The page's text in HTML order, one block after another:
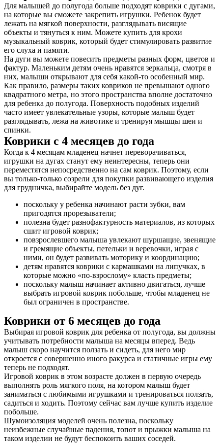
Для малышей до полугода больше подходят коврики с дугами,
на которые вы сможете закрепить игрушки. Ребенок будет
лежать на мягкой поверхности, разглядывать висящие
объекты и тянуться к ним. Можете купить для крохи
музыкальный коврик, который будет стимулировать развитие
его слуха и памяти.
На дуги вы можете повесить предметы разных форм, цветов и
фактур. Маленьким детям очень нравятся зеркальца, смотря в
них, малыши открывают для себя какой-то особенный мир.
Как правило, размеры таких ковриков не превышают одного
квадратного метра, но этого пространства вполне достаточно
для ребенка до полугода. Поверхность подобных изделий
часто имеет увлекательные узоры, которые малыш будет
разглядывать, лежа на животике и тренируя мышцы шеи и
спинки.
Коврики с 4 месяцев до года
Когда к 4 месяцам младенец начнет переворачиваться,
игрушки на дугах станут ему неинтересны, теперь они
переместятся непосредственно на сам коврик. Поэтому, если
вы только-только созрели для покупки развивающего изделия
для грудничка, выбирайте модель без дуг.
поскольку у ребенка начинают расти зубки, вам
пригодятся прорезыватели;
полезна будет разнофактурность материалов, из которых
сшит игровой коврик;
повзрослевшего малыша увлекают шуршащие, звенящие
и гремящие объекты, петельки и веревочки, играя с
ними, он будет развивать моторику и координацию;
детям нравятся коврики с кармашками на липучках, в
которые можно «по-взрослому» класть предметы;
поскольку малыш начинает активно двигаться, лучше
выбрать игровой коврик побольше, чтобы младенец не
был ограничен в пространстве.
Коврики от 6 месяцев до года
Выбирая игровой коврик для ребенка от полугода, вы должны
учитывать потребности малыша на месяцы вперед. Ведь
малыш скоро научится ползать и сидеть, для него мир
откроется с совершенно иного ракурса и статичные игры ему
теперь не подходят.
Игровой коврик в этом возрасте должен в первую очередь
выполнять роль мягкого поля, на котором малыш будет
заниматься с любимыми игрушками и тренироваться ползать,
садиться и ходить. Поэтому сейчас вам лучше купить изделие
побольше.
Шумоизоляция моделей очень полезна, поскольку
неизбежные случайные падения, топот и прыжки малыша на
таком изделии не будут беспокоить ваших соседей.